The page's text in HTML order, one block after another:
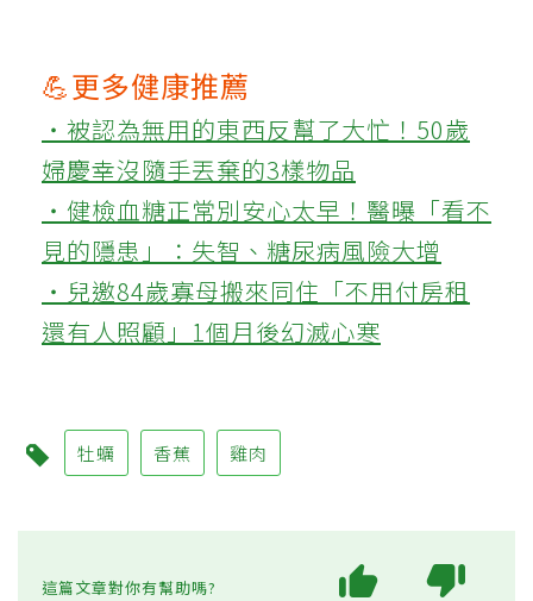
💪更多健康推薦
‧被認為無用的東西反幫了大忙！50歲
婦慶幸沒隨手丟棄的3樣物品
‧健檢血糖正常別安心太早！醫曝「看不
見的隱患」：失智、糖尿病風險大增
‧兒邀84歲寡母搬來同住「不用付房租
還有人照顧」1個月後幻滅心寒
牡蠣 香蕉 雞肉
這篇文章對你有幫助嗎?